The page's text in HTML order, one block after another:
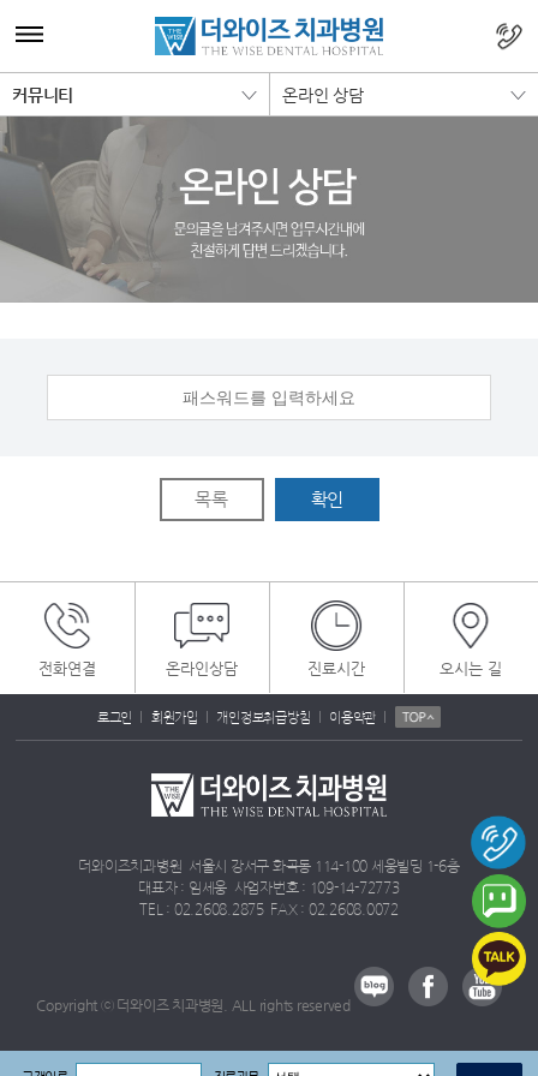
커뮤니티 온라인 상담
목록 확인
전화연결 온라인상담 진료시간 오시는 길
로그인 | 회원가입 | 개인정보취급방침 | 이용약관 |
더와이즈치과병원 서울시 강서구 화곡동 114-100 세웅빌딩 1-6층
대표자 : 임세웅 사업자번호 : 109-14-72773
TEL : 02.2608.2875 FAX : 02.2608.0072
Copyright ⓒ 더와이즈 치과병원. ALL rights reserved